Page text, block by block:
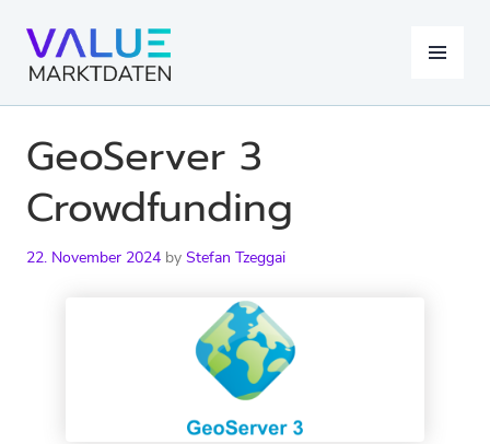
content
MENU
GeoServer 3
Crowdfunding
22. November 2024 by Stefan Tzeggai